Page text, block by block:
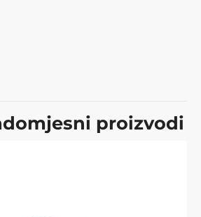
proizvodi